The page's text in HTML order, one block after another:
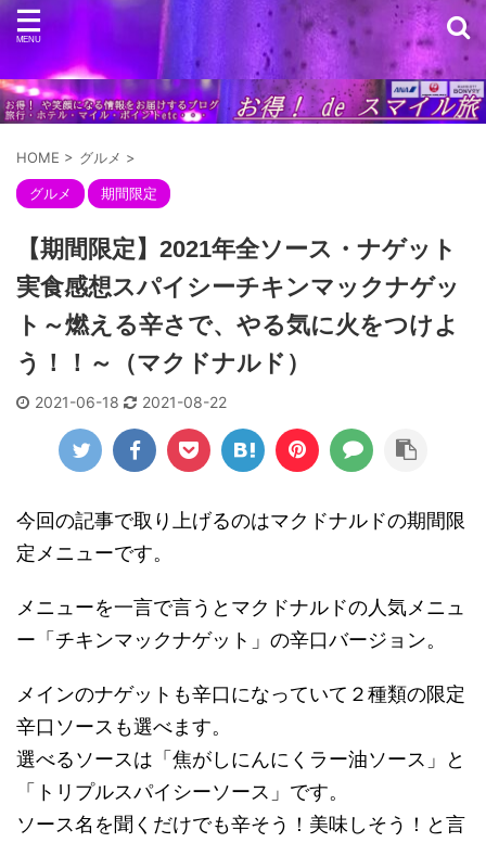
HOME > グルメ >
グルメ 期間限定
【期間限定】2021年全ソース・ナゲット
実食感想スパイシーチキンマックナゲッ
ト～燃える辛さで、やる気に火をつけよ
う！！～（マクドナルド）
2021-06-18 2021-08-22
今回の記事で取り上げるのはマクドナルドの期間限
定メニューです。
メニューを一言で言うとマクドナルドの人気メニュ
ー「チキンマックナゲット」の辛口バージョン。
メインのナゲットも辛口になっていて２種類の限定
辛口ソースも選べます。
選べるソースは「焦がしにんにくラー油ソース」と
「トリプルスパイシーソース」です。
ソース名を聞くだけでも辛そう！美味しそう！と言